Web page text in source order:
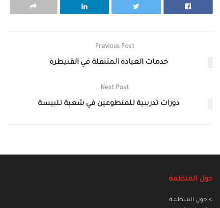
Previous Post
خدمات العيادة المتنقلة في القنيطرة
Next Post
دورات تدريبية للمتطوعين في شعبة تلبيسة
حول المنظمة
> حول المنظمة